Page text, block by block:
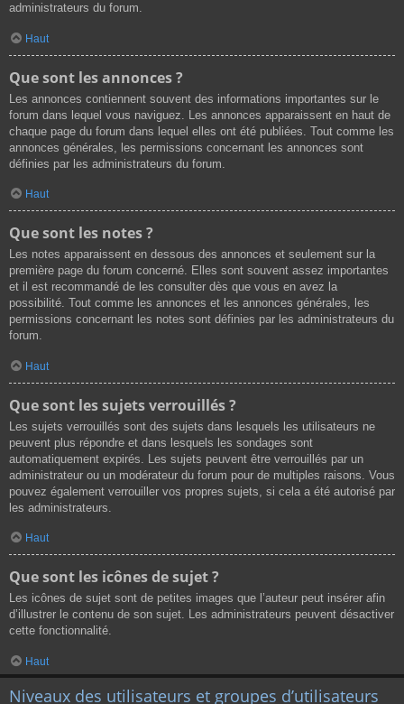
administrateurs du forum.
Haut
Que sont les annonces ?
Les annonces contiennent souvent des informations importantes sur le
forum dans lequel vous naviguez. Les annonces apparaissent en haut de
chaque page du forum dans lequel elles ont été publiées. Tout comme les
annonces générales, les permissions concernant les annonces sont
définies par les administrateurs du forum.
Haut
Que sont les notes ?
Les notes apparaissent en dessous des annonces et seulement sur la
première page du forum concerné. Elles sont souvent assez importantes
et il est recommandé de les consulter dès que vous en avez la
possibilité. Tout comme les annonces et les annonces générales, les
permissions concernant les notes sont définies par les administrateurs du
forum.
Haut
Que sont les sujets verrouillés ?
Les sujets verrouillés sont des sujets dans lesquels les utilisateurs ne
peuvent plus répondre et dans lesquels les sondages sont
automatiquement expirés. Les sujets peuvent être verrouillés par un
administrateur ou un modérateur du forum pour de multiples raisons. Vous
pouvez également verrouiller vos propres sujets, si cela a été autorisé par
les administrateurs.
Haut
Que sont les icônes de sujet ?
Les icônes de sujet sont de petites images que l’auteur peut insérer afin
d’illustrer le contenu de son sujet. Les administrateurs peuvent désactiver
cette fonctionnalité.
Haut
Niveaux des utilisateurs et groupes d’utilisateurs